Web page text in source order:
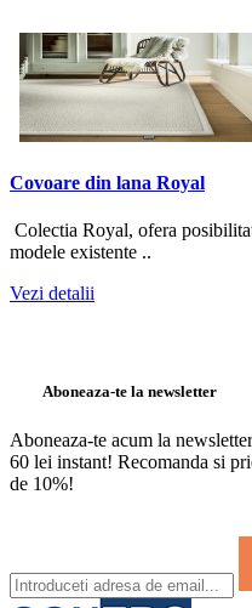
Covoare din lana Royal
Colectia Royal, ofera
modele existente ..
Vezi detalii
Aboneaza-te la newsletter
Aboneaza-te acum la
60 lei instant! Recomanda si
de 10%!